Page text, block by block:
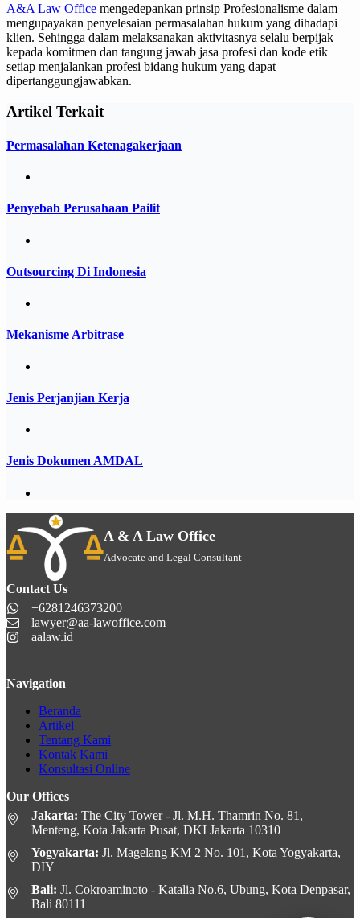
A&A Law Office mengedepankan prinsip Profesionalisme dalam
mengupayakan penyelesaian permasalahan hukum yang dihadapi
klien. Sehingga dalam melaksanakan aktivitasnya selalu berpijak
kepada komitmen dan tangung jawab jasa profesi dan kode etik
setiap menjalankan profesi bidang hukum yang dapat
dipertanggungjawabkan.
Artikel Terkait
Permasalahan Ketenagakerjaan
Penyebab Perusahaan Pailit
Outsourcing Di Indonesia
Mekanisme Arbitrase
Jenis Perjanjian Kerja
Jenis Dokumen AMDAL
A & A Law Office
Advocate and Legal Consultant
Contact Us
+6281246373200
lawyer@aa-lawoffice.com
aalaw.id
Navigation
Beranda
Artikel
Tentang Kami
Kontak Kami
Konsultasi Online
Our Offices
Jakarta: The City Tower - Jl. M.H. Thamrin No. 81,
Menteng, Kota Jakarta Pusat, DKI Jakarta 10310
Yogyakarta: Jl. Magelang KM 2 No. 101, Kota Yogyakarta,
DIY
Bali: Jl. Cokroaminoto - Katalia No.6, Ubung, Kota Denpasar,
Bali 80111